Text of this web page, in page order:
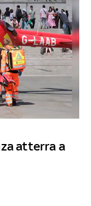
atterra a